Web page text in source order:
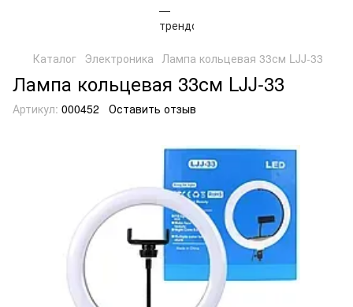
Каталог Электроника Лампа кольцевая 33см LJJ-33
Лампа кольцевая 33см LJJ-33
Артикул: 000452 Оставить отзыв